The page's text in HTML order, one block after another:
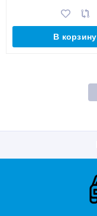
В корзину